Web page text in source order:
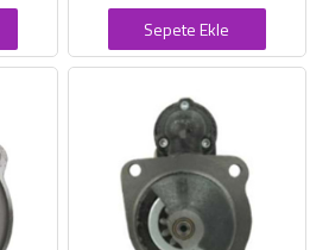
Sepete Ekle